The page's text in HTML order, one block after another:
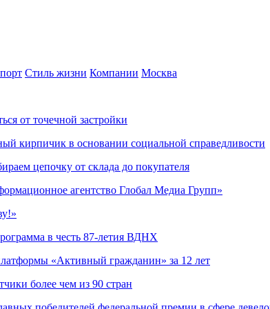
Стиль жизни Компании Москва
от точечной застройки
кирпичик в основании социальной справедливости
цепочку от склада до покупателя
агентство Глобал Медиа Групп»
в честь 87-летия ВДНХ
«Активный гражданин» за 12 лет
более чем из 90 стран